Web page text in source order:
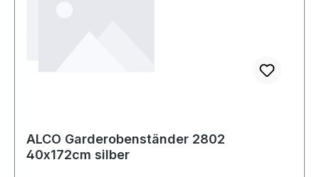
ALCO Garderobenständer 2802
40x172cm silber